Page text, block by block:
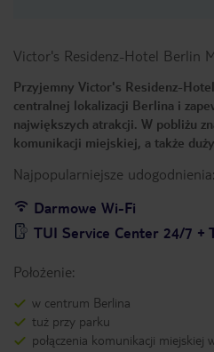
Victor's Residenz-Hotel Berlin
Przyjemny Victor's Residenz-
centralnej lokalizacji Berlina i
największych atrakcji. W pobliżu
komunikacji miejskiej, a także
Najpopularniejsze udogodnienia:
Darmowe Wi-Fi
TUI Service Center 24/7 +
Położenie:
w centrum Berlina
tuż przy parku
połączenia komunikacji miejskiej